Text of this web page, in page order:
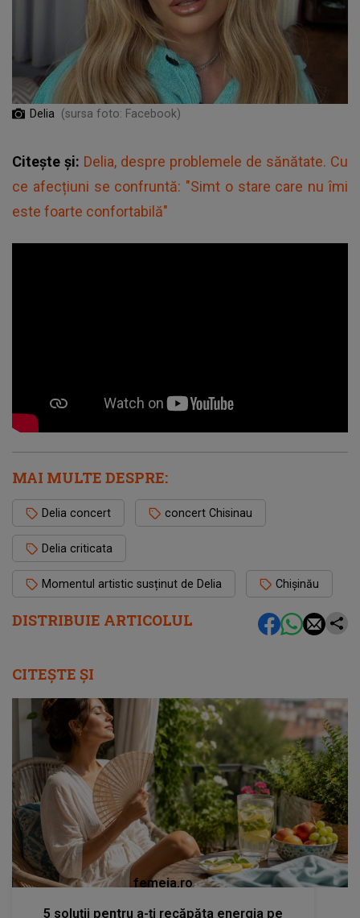
DISTRIBUIE ARTICOLUL
Delia (sursa foto: Facebook)
Citește și: Delia, despre problemele de sănătate. Cu
ce afecțiuni se confruntă: "Simt o stare care nu îmi
este foarte confortabilă"
MAI MULTE DESPRE:
Delia concert concert Chisinau
Delia criticata
Momentul artistic susținut de Delia Chișinău
CITEȘTE ȘI
femeia.ro
5 soluții pentru a-ți recăpăta energia pe